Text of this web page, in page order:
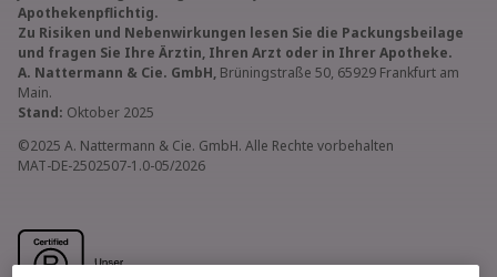
Apothekenpflichtig.
Zu Risiken und Nebenwirkungen lesen Sie die Packungsbeilage
und fragen Sie Ihre Ärztin, Ihren Arzt oder in Ihrer Apotheke.
A. Nattermann & Cie. GmbH, Brüningstraße 50, 65929 Frankfurt am
Main.
Stand: Oktober 2025
©2025 A. Nattermann & Cie. GmbH. Alle Rechte vorbehalten
MAT-DE-2502507-1.0-05/2026